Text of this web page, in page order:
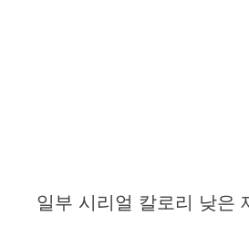
일부 시리얼 칼로리 낮은